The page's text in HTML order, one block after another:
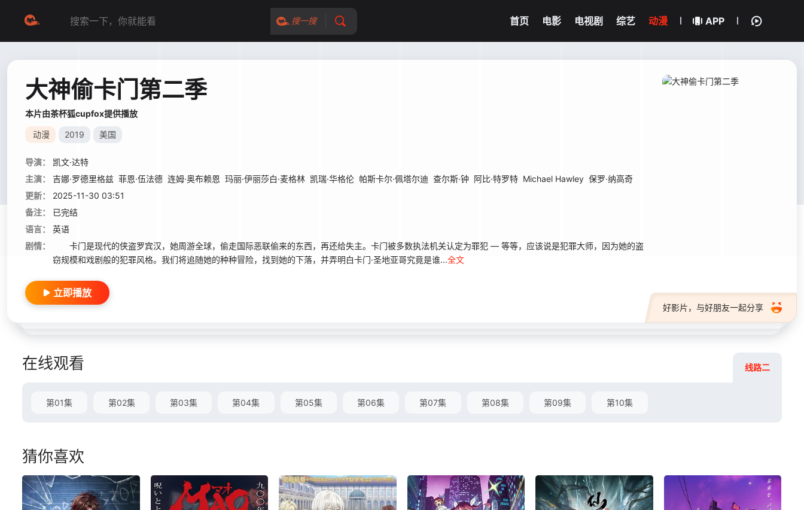
搜一搜 首页 电影 电视剧 综艺 动漫 APP
大神偷卡门第二季
本片由茶杯狐cupfox提供播放
动漫 2019 美国
导演：
凯文·达特
主演：
吉娜·罗德里格兹 菲恩·伍法德 连姆·奥布赖恩 玛丽·伊丽莎白·麦格林 凯瑞·华格伦 帕斯卡尔·佩塔尔迪 查尔斯·钟 阿比·特罗特 Michael Hawley 保罗·纳高奇
更新：
2025-11-30 03:51
备注：
已完结
语言：
英语
剧情：
卡门是现代的侠盗罗宾汉，她周游全球，偷走国际恶联偷来的东西，再还给失主。卡门被多数执法机关认定为罪犯 — 等等，应该说是犯罪大师，因为她的盗
窃规模和戏剧般的犯罪风格。我们将追随她的种种冒险，找到她的下落，并弄明白卡门·圣地亚哥究竟是谁...全文
好影片，与好朋友一起分享
立即播放
在线观看 线路二
第01集 第02集 第03集 第04集 第05集 第06集 第07集 第08集 第09集 第10集
猜你喜欢